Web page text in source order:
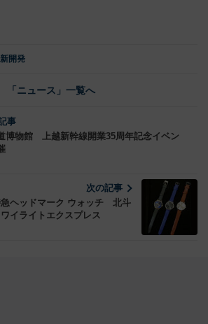
開発
「ニュース」一覧へ
事
博物館 上越新幹線開業35周年記念イベン
次の記事
ヘッドマーク ウォッチ 北斗
イライトエクスプレス